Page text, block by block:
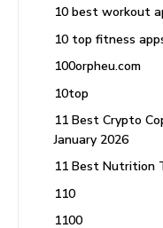
10 best workout
10 top fitness
100orpheu.com
10top
11 Best Crypto
January 2026
11 Best Nutrition
110
1100